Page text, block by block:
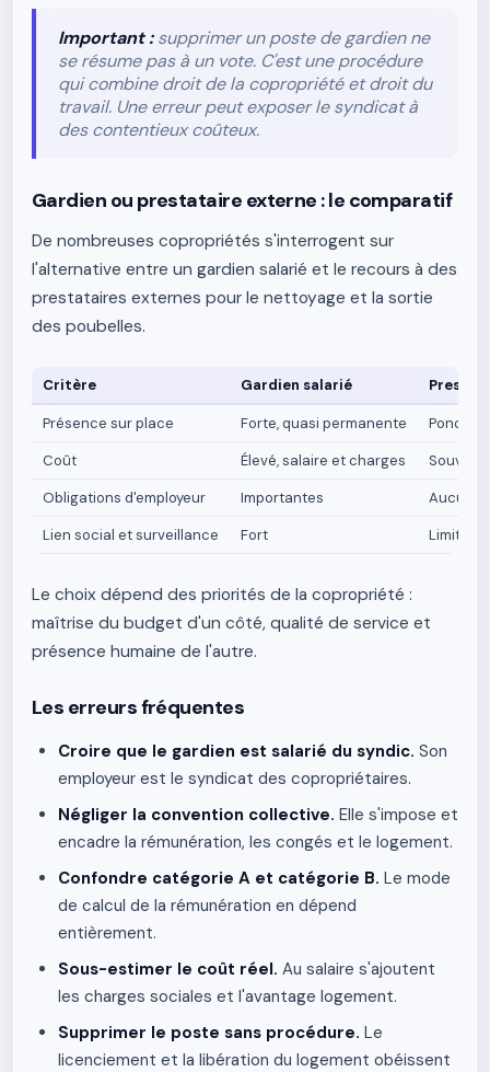
Important :supprimer un poste de gardien ne
se résume pas à un vote. C'est une procédure
qui combine droit de la copropriété et droit du
travail. Une erreur peut exposer le syndicat à
des contentieux coûteux.
Gardien ou prestataire externe : le comparatif
De nombreuses copropriétés s'interrogent sur
l'alternative entre un gardien salarié et le recours à des
prestataires externes pour le nettoyage et la sortie
des poubelles.
Critère Gardien salarié
Présence sur place Forte, quasi permanente
Coût
Élevé, salaire et charges
Obligations d'employeur
Importantes
Aucune,
Lien social et surveillance
Fort Limité
Le choix dépend des priorités de la copropriété :
maîtrise du budget d'un côté, qualité de service et
présence humaine de l'autre.
Les erreurs fréquentes
Croire que le gardien est salarié du syndic. Son
employeur est le syndicat des copropriétaires.
Négliger la convention collective. Elle s'impose et
encadre la rémunération, les congés et le logement.
Confondre catégorie A et catégorie B. Le mode
de calcul de la rémunération en dépend
entièrement.
Sous-estimer le coût réel. Au salaire s'ajoutent
les charges sociales et l'avantage logement.
Supprimer le poste sans procédure. Le
licenciement et la libération du logement obéissent